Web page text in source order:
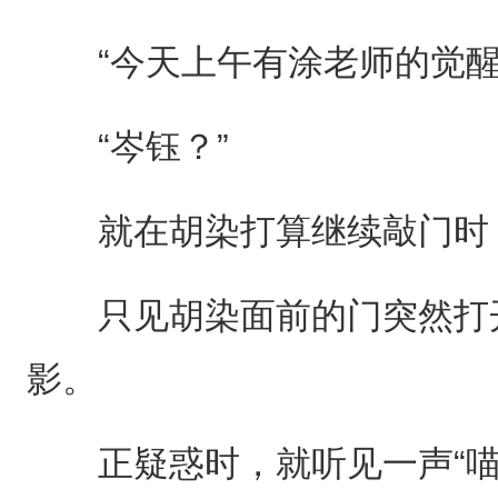
“今天上午有涂老师的觉醒
“岑钰？”
就在胡染打算继续敲门时
只见胡染面前的门突然打
影。
正疑惑时，就听见一声“喵